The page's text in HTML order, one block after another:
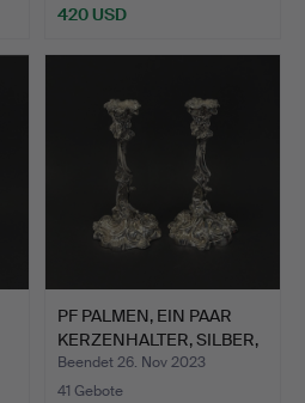
420 USD
PF PALMEN, EIN PAAR
KERZENHALTER, SILBER,
…
Beendet 26. Nov 2023
41 Gebote